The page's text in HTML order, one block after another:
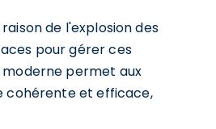
de l'explosion des
pour gérer ces
permet aux
cohérente et efficace,